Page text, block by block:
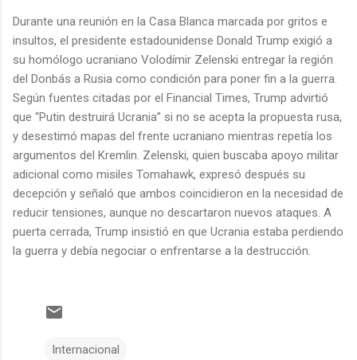
Durante una reunión en la Casa Blanca marcada por gritos e
insultos, el presidente estadounidense Donald Trump exigió a
su homólogo ucraniano Volodímir Zelenski entregar la región
del Donbás a Rusia como condición para poner fin a la guerra.
Según fuentes citadas por el Financial Times, Trump advirtió
que “Putin destruirá Ucrania” si no se acepta la propuesta rusa,
y desestimó mapas del frente ucraniano mientras repetía los
argumentos del Kremlin. Zelenski, quien buscaba apoyo militar
adicional como misiles Tomahawk, expresó después su
decepción y señaló que ambos coincidieron en la necesidad de
reducir tensiones, aunque no descartaron nuevos ataques. A
puerta cerrada, Trump insistió en que Ucrania estaba perdiendo
la guerra y debía negociar o enfrentarse a la destrucción.
Internacional